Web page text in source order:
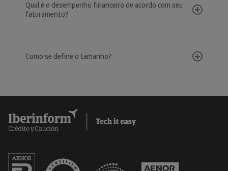
Qual é o desempenho financeiro de acordo com seu
faturamento?
Como se define o tamanho?